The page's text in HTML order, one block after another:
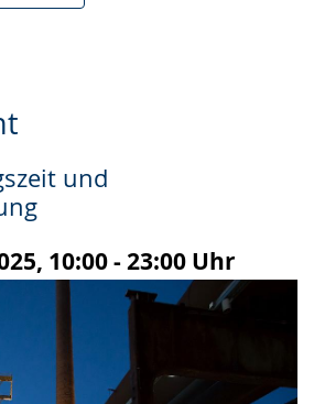
und
10:00 - 23:00 Uhr